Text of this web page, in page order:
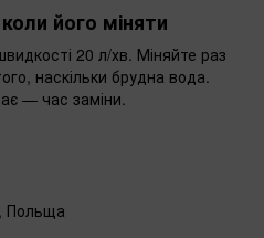
його міняти
20 л/хв. Міняйте раз
наскільки брудна вода.
— час заміни.
Польща